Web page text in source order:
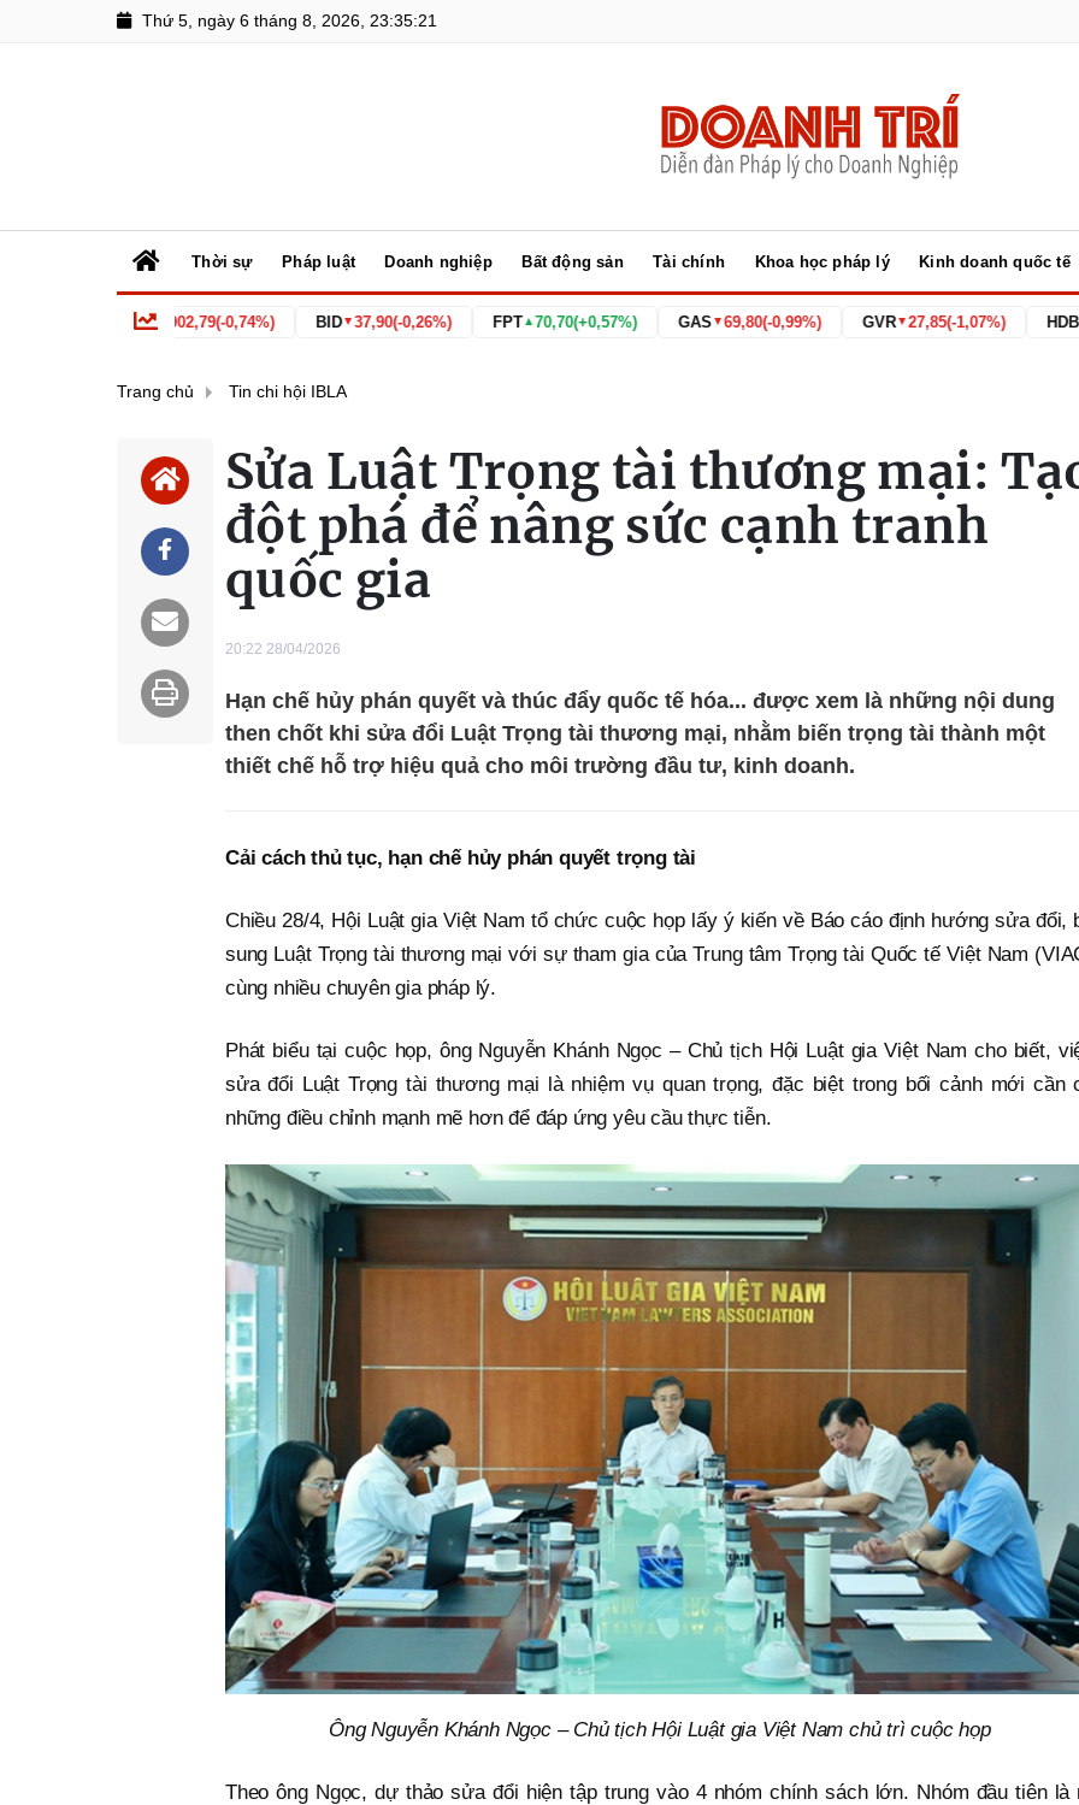
Thứ 5, ngày 6 tháng 8, 2026, 23:35:23
Thời sự Pháp luật Doanh nghiệp Bất động sản Tài chính Khoa học pháp lý Kinh doanh quốc tế
(-0,74%) BID▼37,90 (-0,26%) FPT▲70,70 (+0,57%) GAS▼ 69,80(-0,99%) GVR▼ 27,85(-1,07%) HDB26,55
Trang chủ Tin chi hội IBLA
Sửa Luật Trọng tài thương mại:
đột phá để nâng sức cạnh tranh
quốc gia
20:22 28/04/2026
Hạn chế hủy phán quyết và thúc đẩy quốc tế hóa... được xem là những nội dung
then chốt khi sửa đổi Luật Trọng tài thương mại, nhằm biến trọng tài thành một
thiết chế hỗ trợ hiệu quả cho môi trường đầu tư, kinh doanh.
Cải cách thủ tục, hạn chế hủy phán quyết trọng tài
Chiều 28/4, Hội Luật gia Việt Nam tổ chức cuộc họp lấy ý kiến về Báo cáo định hướng sửa đổi,
sung Luật Trọng tài thương mại với sự tham gia của Trung tâm Trọng tài Quốc tế Việt Nam
cùng nhiều chuyên gia pháp lý.
Phát biểu tại cuộc họp, ông Nguyễn Khánh Ngọc – Chủ tịch Hội Luật gia Việt Nam cho biết,
sửa đổi Luật Trọng tài thương mại là nhiệm vụ quan trọng, đặc biệt trong bối cảnh mới cần
những điều chỉnh mạnh mẽ hơn để đáp ứng yêu cầu thực tiễn.
Ông Nguyễn Khánh Ngọc – Chủ tịch Hội Luật gia Việt Nam chủ trì cuộc họp
Theo ông Ngọc, dự thảo sửa đổi hiện tập trung vào 4 nhóm chính sách lớn. Nhóm đầu tiên là